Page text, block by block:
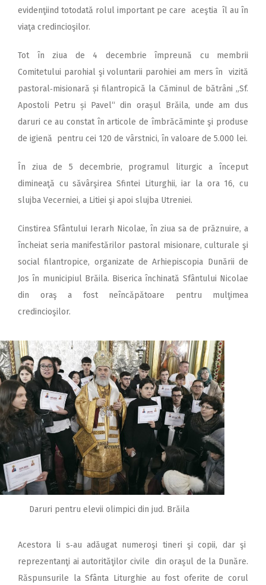
evidenţiind totodată rolul important pe care aceştia îl au în
viaţa credincioşilor.
Tot în ziua de 4 decembrie împreună cu membrii
Comitetului parohial şi voluntarii parohiei am mers în vizită
pastoral‑misionară și filantropică la Căminul de bătrâni „Sf.
Apostoli Petru și Pavel“ din orașul Brăila, unde am dus
daruri ce au constat în articole de îmbrăcăminte şi produse
de igienă pentru cei 120 de vârstnici, în valoare de 5.000 lei.
În ziua de 5 decembrie, programul liturgic a început
dimineaţă cu săvârşirea Sfintei Liturghii, iar la ora 16, cu
slujba Vecerniei, a Litiei şi apoi slujba Utreniei.
Cinstirea Sfântului Ierarh Nicolae, în ziua sa de prăznuire, a
încheiat seria manifestărilor pastoral misionare, culturale şi
social filantropice, organizate de Arhiepiscopia Dunării de
Jos în municipiul Brăila. Biserica închinată Sfântului Nicolae
din oraş a fost neîncăpătoare pentru mulţimea
credincioşilor.
Daruri pentru elevii olimpici din jud. Brăila
Acestora li s‑au adăugat numeroşi tineri şi copii, dar şi
reprezentanţi ai autorităţilor civile din oraşul de la Dunăre.
Răspunsurile la Sfânta Liturghie au fost oferite de corul